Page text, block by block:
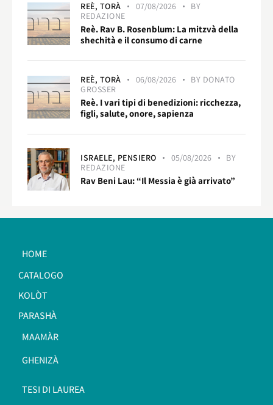
REÈ, TORÀ 07/08/2026
BY
REDAZIONE
Reè. Rav B. Rosenblum: La mitzvà della
shechità e il consumo di carne
REÈ, TORÀ 06/08/2026 BY DONATO
GROSSER
Reè. I vari tipi di benedizioni: ricchezza,
figli, salute, onore, sapienza
ISRAELE, PENSIERO 05/08/2026
BY
REDAZIONE
Rav Beni Lau: “Il Messia è già arrivato”
HOME
CATALOGO
KOLÒT
PARASHÀ
MAAMÀR
GHENIZÀ
TESI DI LAUREA